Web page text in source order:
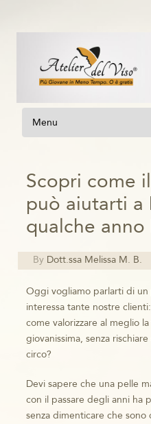
Vai al contenuto
Scopri come
può aiutarti a
qualche
By Dott.ssa Melissa M. B.
Oggi vogliamo parlarti di
interessa tante nostre clienti:
come valorizzare al meglio
giovanissima, senza
circo?
Devi sapere che una pelle
con il passare degli anni ha
senza dimenticare che sono